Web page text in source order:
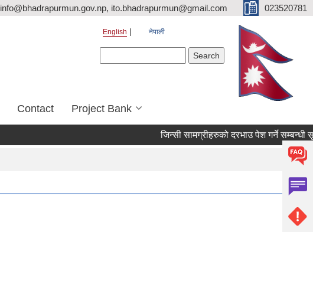
info@bhadrapurmun.gov.np, ito.bhadrapurmun@gmail.com 023520781
English नेपाली
Contact Project Bank
जिन्सी सामग्रीहरुको दरभाउ पेश गर्ने सम्बन्धी सूचना